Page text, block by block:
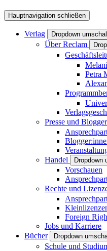
Hauptnavigation schließen
Verlag Dropdown
Über Reclam
Petra
Presse und
Handel
Dropdown
Vorschauen
Rechte und
Foreign
Jobs und Karriere
Bücher
Dropdown
Schule und